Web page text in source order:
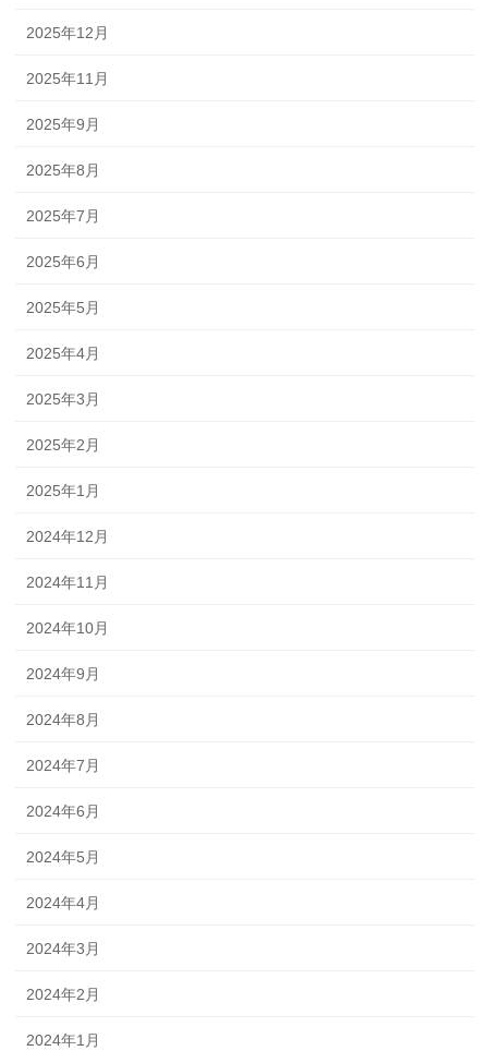
2025年12月
2025年11月
2025年9月
2025年8月
2025年7月
2025年6月
2025年5月
2025年4月
2025年3月
2025年2月
2025年1月
2024年12月
2024年11月
2024年10月
2024年9月
2024年8月
2024年7月
2024年6月
2024年5月
2024年4月
2024年3月
2024年2月
2024年1月